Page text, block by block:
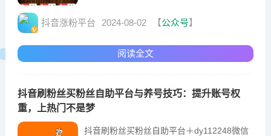
且有效
抖音涨粉平台 2024-08-02 【公众号】
阅读全文
抖音刷粉丝买粉丝自助平台与养号技巧：提升账号权
重，上热门不是梦
抖音刷粉丝买粉丝自助平台＋dy112248微信